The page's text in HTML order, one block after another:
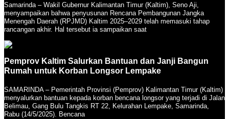
Samarinda – Wakil Gubernur Kalimantan Timur (Kaltim), Seno Aji,
menyampaikan bahwa penyusunan Rencana Pembangunan Jangka
Menengah Daerah (RPJMD) Kaltim 2025–2029 telah memasuki tahap
rancangan akhir. Hal tersebut ia sampaikan saat
Pemprov Kaltim Salurkan Bantuan dan Janji Bangun
Rumah untuk Korban Longsor Lempake
SAMARINDA – Pemerintah Provinsi (Pemprov) Kalimantan Timur (Kaltim)
menyalurkan bantuan kepada korban bencana longsor yang terjadi di Jalan
Belimau, Gang Bulu Tangkis RT 22, Kelurahan Lempake, Samarinda,
Rabu (14/5/2025). Bencana